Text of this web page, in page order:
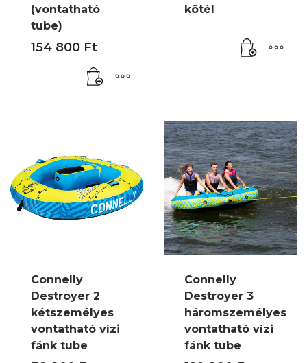
(vontatható
tube)
154 800 Ft
kötél
Connelly
Destroyer 2
kétszemélyes
vontatható vízi
fánk tube
Connelly
Destroyer 3
háromszemélyes
vontatható vízi
fánk tube